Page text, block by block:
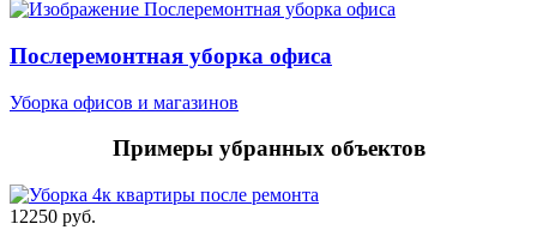
Послеремонтная уборка офиса
Уборка офисов и магазинов
Примеры убранных объектов
12250 pуб.